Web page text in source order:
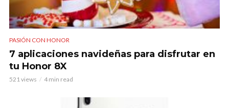
PASIÓN CON HONOR
7 aplicaciones navideñas para disfrutar en
tu Honor 8X
521 views 4 min read